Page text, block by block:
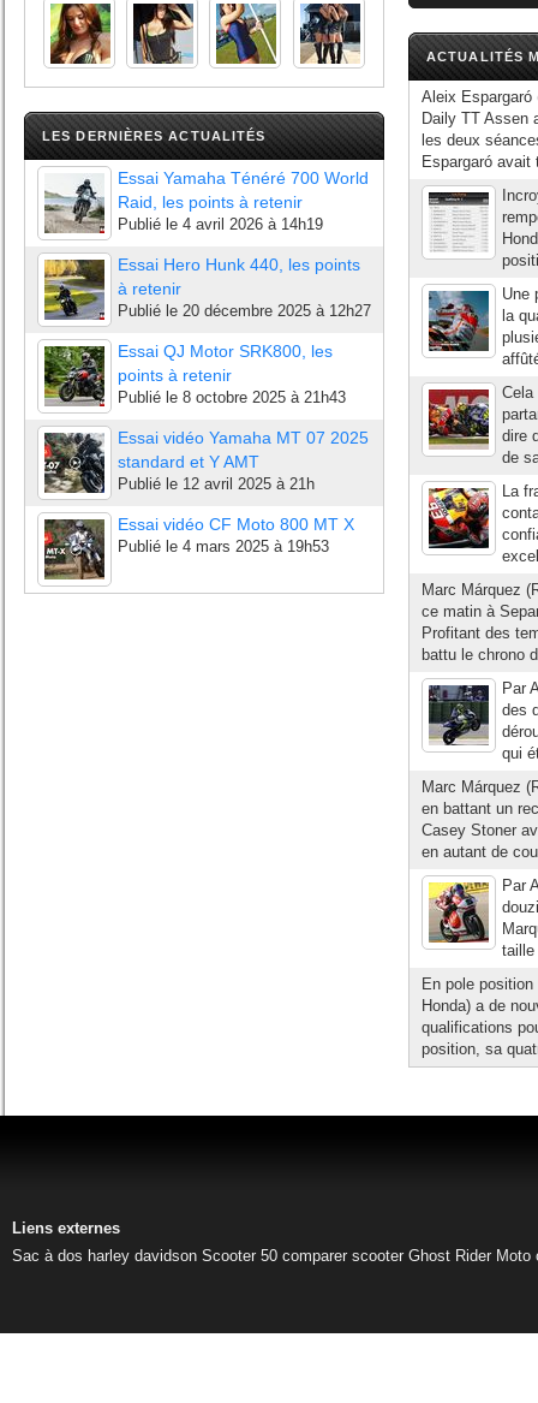
LES DERNIÈRES ACTUALITÉS
Essai Yamaha Ténéré 700 World
Raid, les points à retenir
Publié le 4 avril 2026 à 14h19
Essai Hero Hunk 440, les points
à retenir
Publié le 20 décembre 2025 à 12h27
Essai QJ Motor SRK800, les
points à retenir
Publié le 8 octobre 2025 à 21h43
Essai vidéo Yamaha MT 07 2025
standard et Y AMT
Publié le 12 avril 2025 à 21h
Essai vidéo CF Moto 800 MT X
Publié le 4 mars 2025 à 19h53
ACTUALITÉS
Aleix Espargaró
Daily TT Assen
les deux
Espargaró avait
Une
la
Cela
dire
de
La
Marc Márquez
ce matin à
Profitant des
battu le chrono
Par
des
qui
Marc Márquez
en battant un
Casey Stoner
en autant de
Par
taille
En pole
Honda) a de
qualifications
position, sa
Liens externes
Sac à dos harley davidson Scooter 50 comparer scooter Ghost Rider Moto